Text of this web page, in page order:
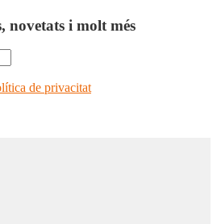
novetats i molt més
de privacitat